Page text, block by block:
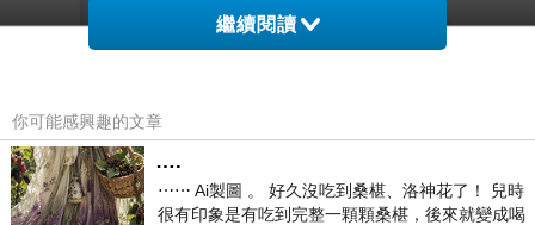
商品網址
http://www.momoshop.com.tw/goods/GoodsDet
ail.jsp?
繼續閱讀
你可能感興趣的文章
….
⋯⋯ Ai製圖 。 好久沒吃到桑椹、洛神花了！ 兒時
很有印象是有吃到完整一顆顆桑椹，後來就變成喝